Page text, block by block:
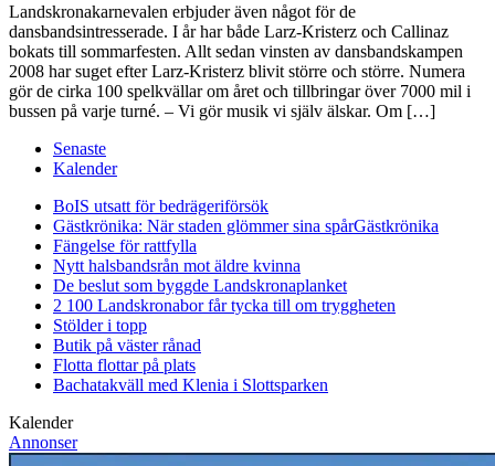
Landskronakarnevalen erbjuder även något för de
dansbandsintresserade. I år har både Larz-Kristerz och Callinaz
bokats till sommarfesten. Allt sedan vinsten av dansbandskampen
2008 har suget efter Larz-Kristerz blivit större och större. Numera
gör de cirka 100 spelkvällar om året och tillbringar över 7000 mil i
bussen på varje turné. – Vi gör musik vi själv älskar. Om […]
Senaste
Kalender
BoIS utsatt för bedrägeriförsök
Gästkrönika: När staden glömmer sina spårGästkrönika
Fängelse för rattfylla
Nytt halsbandsrån mot äldre kvinna
De beslut som byggde Landskronaplanket
2 100 Landskronabor får tycka till om tryggheten
Stölder i topp
Butik på väster rånad
Flotta flottar på plats
Bachatakväll med Klenia i Slottsparken
Kalender
Annonser